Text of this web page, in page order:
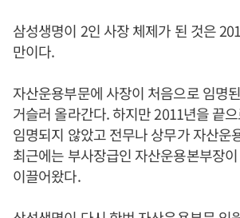
삼성생명이 2인 사장 체제가 된 것은
만이다.
자산운용부문에 사장이 처음으로 임명
거슬러 올라간다. 하지만 2011년을 끝
임명되지 않았고 전무나 상무가 자산운
최근에는 부사장급인 자산운용본부장
이끌어왔다.